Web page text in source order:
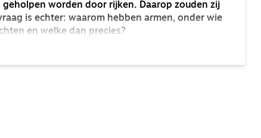
worden door rijken. Daarop zouden zij
is echter: waarom hebben armen, onder wie
en welke dan precies?